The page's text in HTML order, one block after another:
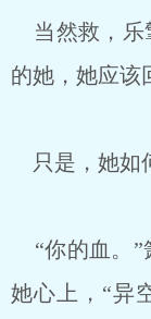
当然救，乐
的她，她应该
只是，她如
“你的血。”
她心上，“异